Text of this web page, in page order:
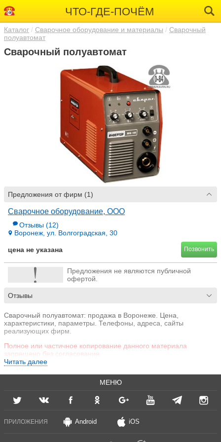
ЧТО-ГДЕ-ПОЧЁМ
Каталог Сварочное оборудование и материалы
Сварочный
полуавтомат
Сварочный полуавтомат
Предложения от фирм (1)
Сварочное оборудование, ООО
Отзывы (12)
Воронеж, ул. Волгоградская, 30
цена не указана Позвонить
Предложения не являются публичной
офертой.
Отзывы
Сварочный полуавтомат: продажа в Воронеже. Цена,
характеристики, параметры. Телефоны, адреса, сайты
реализующих фирм.
Полное или частичное копирование данного материала
запрещено без согласования.
Читать далее
МЕНЮ
ПРИЛОЖЕНИЯ Android iOS